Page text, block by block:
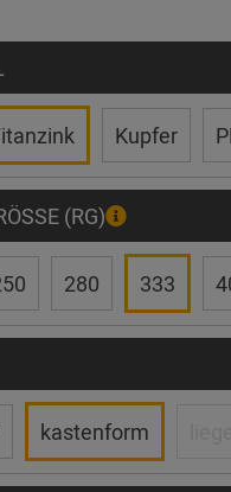
Kupfer
(RG)
280 333
kastenform